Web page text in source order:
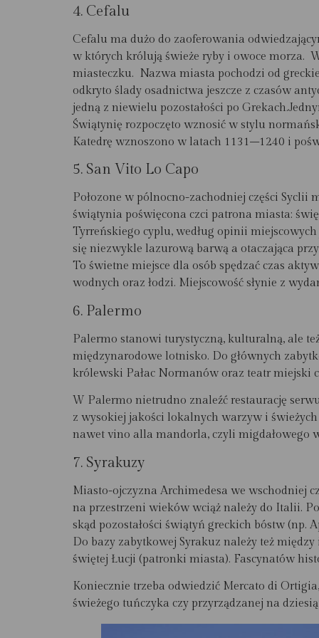
4. Cefalu
Cefalu ma dużo do zaoferowania
w których królują świeże ryby i owoce morza.
miasteczku. Nazwa miasta pochodzi od
odkryto ślady osadnictwa jeszcze z czasów
jedną z niewielu pozostałości po
Świątynię rozpoczęto wznosić w stylu
Katedrę wznoszono w latach 1131–1240 i
5. San Vito Lo Capo
Połozone w pólnocno-zachodniej części Syclii
świątynia poświęcona czci patrona miasta:
Tyrreńskiego cyplu, według opinii
się niezwykle lazurową barwą a otaczająca
To świetne miejsce dla osób spędzać czas
wodnych oraz łodzi. Miejscowość słynie z
6. Palermo
Palermo stanowi turystyczną, kulturalną, ale
międzynarodowe lotnisko. Do głównych
królewski Pałac Normanów oraz teatr miejski
W Palermo nietrudno znaleźć restaurację
z wysokiej jakości lokalnych warzyw i
nawet vino alla mandorla, czyli migdałowego
7. Syrakuzy
Miasto-ojczyzna Archimedesa we wschodniej
na przestrzeni wieków wciąż należy do Italii.
skąd pozostałości świątyń greckich bóstw
Do bazy zabytkowej Syrakuz należy też
świętej Łucji (patronki miasta). Fascynatów
Koniecznie trzeba odwiedzić Mercato di
świeżego tuńczyka czy przyrządzanej na